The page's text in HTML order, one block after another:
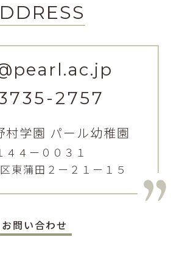
2757
村学園 パール幼稚園
４４ー００３１
東蒲田２ー２１ー１５
お問い合わせ